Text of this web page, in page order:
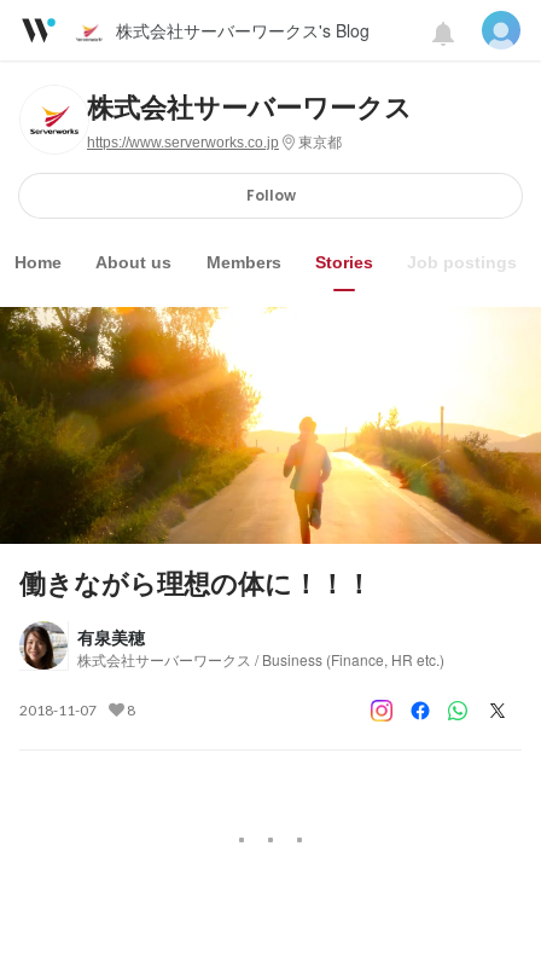
株式会社サーバーワークス's Blog
株式会社サーバーワークス
https://www.serverworks.co.jp 東京都
Follow
Home About us Members Stories Job postings
働きながら理想の体に！！！
有泉美穂
株式会社サーバーワークス / Business (Finance, HR etc.)
2018-11-07 8